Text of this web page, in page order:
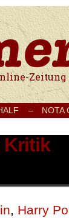
für Frieden,
–
NOTA
Kritik
, Harry